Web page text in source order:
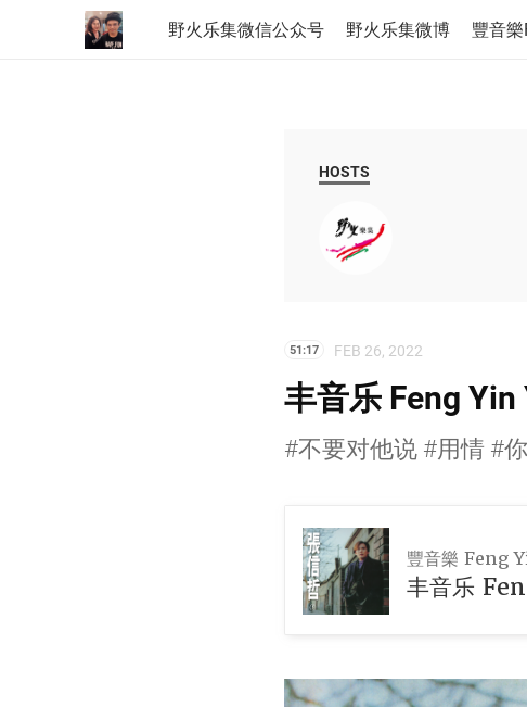
野火乐集微信公众号 野火乐集微博 豐音
HOSTS
51:17 FEB 26, 2022
丰音乐 Feng
#不要对他说 #用情 #
豐音樂 Feng
丰音乐